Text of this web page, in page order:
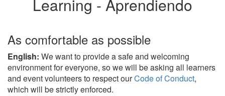
Learning - Aprendiendo
As comfortable as possible
English: We want to provide a safe and welcoming
environment for everyone, so we will be asking all learners
and event volunteers to respect ourCode of Conduct,
which will be strictly enforced.